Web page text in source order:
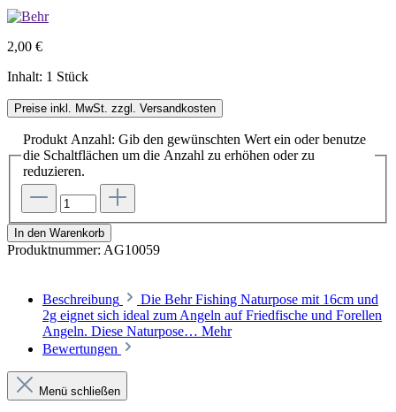
2,00 €
Inhalt: 1 Stück
Preise inkl. MwSt. zzgl. Versandkosten
Produkt Anzahl: Gib den gewünschten Wert ein oder benutze
die Schaltflächen um die Anzahl zu erhöhen oder zu
reduzieren.
In den Warenkorb
Produktnummer: AG10059
Beschreibung
Die Behr Fishing Naturpose mit 16cm und
2g eignet sich ideal zum Angeln auf Friedfische und Forellen
Angeln. Diese Naturpose… Mehr
Bewertungen
Menü schließen